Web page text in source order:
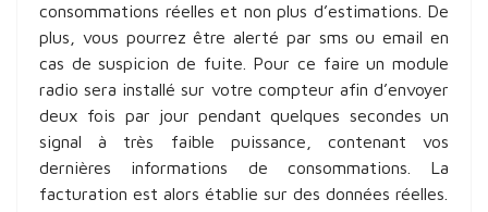
consommations réelles et non plus d’estimations. De
plus, vous pourrez être alerté par sms ou email en
cas de suspicion de fuite. Pour ce faire un module
radio sera installé sur votre compteur afin d’envoyer
deux fois par jour pendant quelques secondes un
signal à très faible puissance, contenant vos
dernières informations de consommations. La
facturation est alors établie sur des données réelles.